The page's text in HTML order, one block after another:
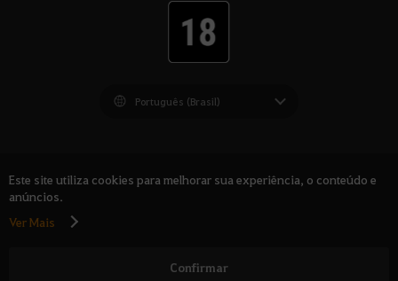
Black Desert -
Este site utiliza cookies para melhorar sua experiência, o conteúdo e
anúncios.
Ver Mais
Confirmar